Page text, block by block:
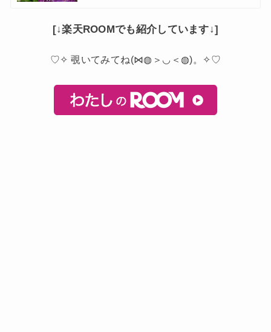
[↓楽天ROOMでも紹介しています↓]
♡✧ 覗いてみてね(⋈◍＞◡＜◍)。✧♡